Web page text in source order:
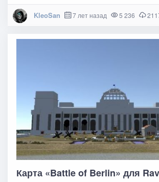
KleoSan 7 лет назад 5 236
Карта «Battle of Berlin» для